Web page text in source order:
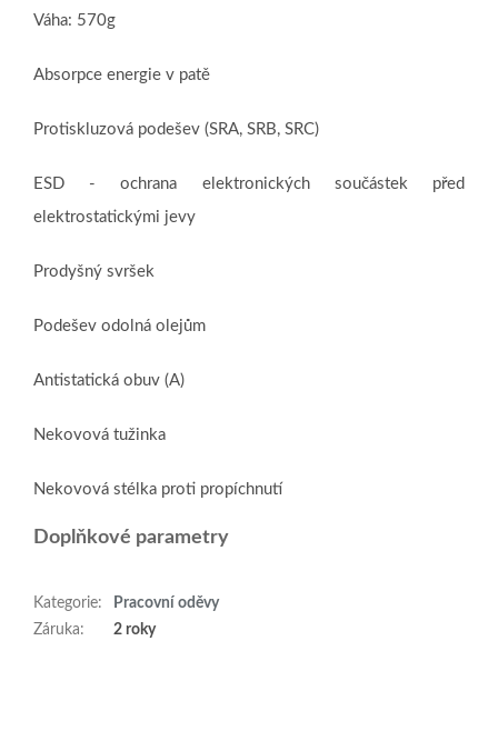
Váha: 570g
Absorpce energie v patě
Protiskluzová podešev (SRA, SRB, SRC)
ESD - ochrana elektronických součástek před
elektrostatickými jevy
Prodyšný svršek
Podešev odolná olejům
Antistatická obuv (A)
Nekovová tužinka
Nekovová stélka proti propíchnutí
Doplňkové parametry
Kategorie:
Pracovní oděvy
Záruka: 2 roky